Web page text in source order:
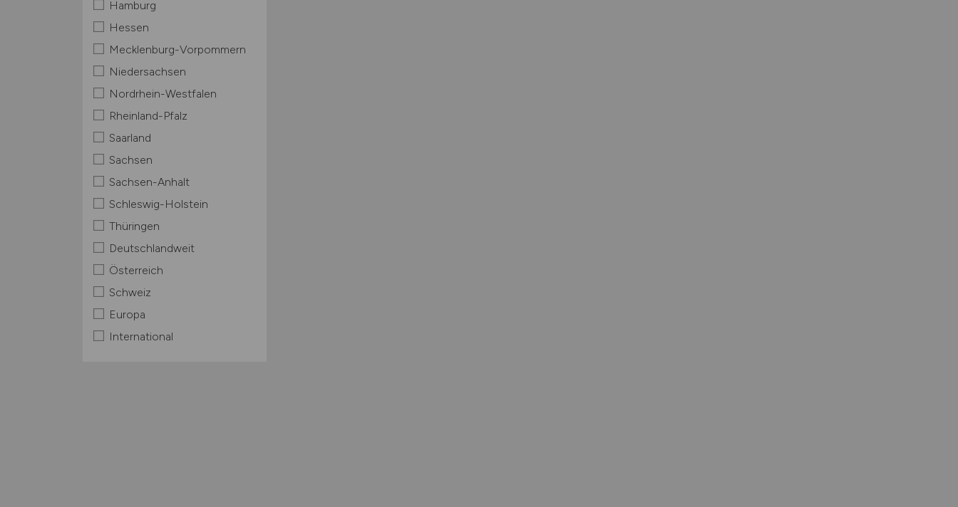
Hamburg
Hessen
Mecklenburg-Vorpommern
Niedersachsen
Nordrhein-Westfalen
Rheinland-Pfalz
Saarland
Sachsen
Sachsen-Anhalt
Schleswig-Holstein
Thüringen
Deutschlandweit
Österreich
Schweiz
Europa
International